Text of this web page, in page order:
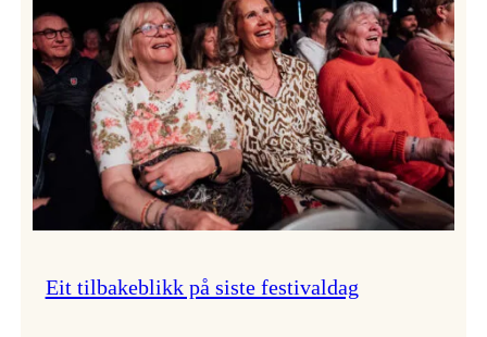
Eit tilbakeblikk på siste festivaldag